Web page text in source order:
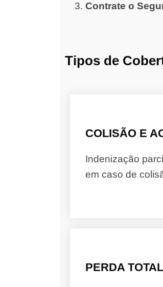
Contrate o
Tipos de
COLISÃO E
Indenização
em caso de
PERDA TOTAL